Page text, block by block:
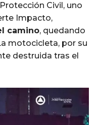
Civil, uno
Impacto,
camino, quedando
motocicleta, por su
destruida tras el